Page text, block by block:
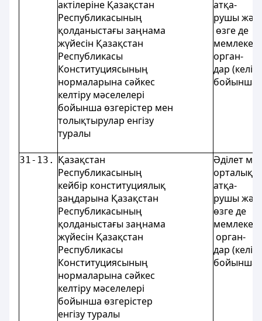
актілеріне Қазақстан
Республикасының
қолданыстағы заңнама
жүйесін Қазақстан
Республикасы
Конституциясының
нормаларына сәйкес
келтіру мәселелері
бойынша өзгерістер мен
толықтырулар енгізу
туралы
атқа-
рушы
өзге де
орган-
дар
бойынша)
31-13. Қазақстан
Республикасының
кейбір конституциялық
заңдарына Қазақстан
Республикасының
қолданыстағы заңнама
жүйесін Қазақстан
Республикасы
Конституциясының
нормаларына сәйкес
келтіру мәселелері
бойынша өзгерістер
енгізу туралы
Әділет
орталық
атқа-
рушы
өзге де
орган-
дар
бойынша)